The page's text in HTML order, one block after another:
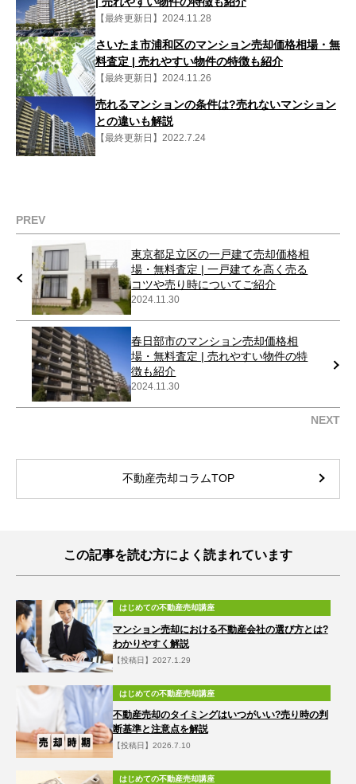
【最終更新日】2024.11.28
さいたま市浦和区のマンション売却価格相場・無
料査定 | 売れやすい物件の特徴も紹介
【最終更新日】2024.11.26
売れるマンションの条件は?売れないマンション
との違いも解説
【最終更新日】2022.7.24
PREV
東京都足立区の一戸建て売却価格相
場・無料査定 | 一戸建てを高く売る
コツや売り時についてご紹介
2024.11.30
NEXT
春日部市のマンション売却価格相
場・無料査定 | 売れやすい物件の特
徴も紹介
2024.11.30
不動産売却コラムTOP
この記事を読む方によく読まれています
はじめての不動産売却講座
マンション売却における不動産会社の選び方とは?
わかりやすく解説
【投稿日】2027.1.29
はじめての不動産売却講座
不動産売却のタイミングはいつがいい?売り時の判
断基準と注意点を解説
【投稿日】2026.7.10
はじめての不動産売却講座